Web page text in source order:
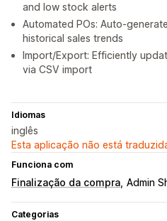
and low stock alerts
Automated POs: Auto-
historical sales trends
Import/Export: Efficiently
via CSV import
Idiomas
inglês
Esta aplicação não está
Funciona com
Finalização da compra Admin
Categorias